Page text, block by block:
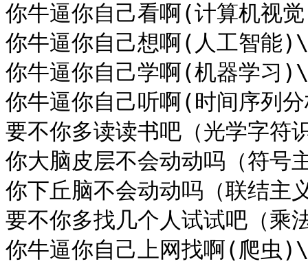
你牛逼你自己看啊(计算机视
你牛逼你自己想啊(人工智能)\
你牛逼你自己学啊(机器学习)\
你牛逼你自己听啊(时间序列
要不你多读读书吧（光学字符
你大脑皮层不会动动吗（符号
你下丘脑不会动动吗（联结主
要不你多找几个人试试吧（乘
你牛逼你自己上网找啊(爬虫)\